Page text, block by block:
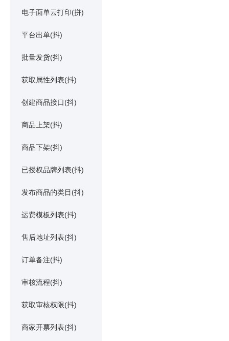
电子面单云打印(拼)
平台出单(抖)
批量发货(抖)
获取属性列表(抖)
创建商品接口(抖)
商品上架(抖)
商品下架(抖)
已授权品牌列表(抖)
发布商品的类目(抖)
运费模板列表(抖)
售后地址列表(抖)
订单备注(抖)
审核流程(抖)
获取审核权限(抖)
商家开票列表(抖)